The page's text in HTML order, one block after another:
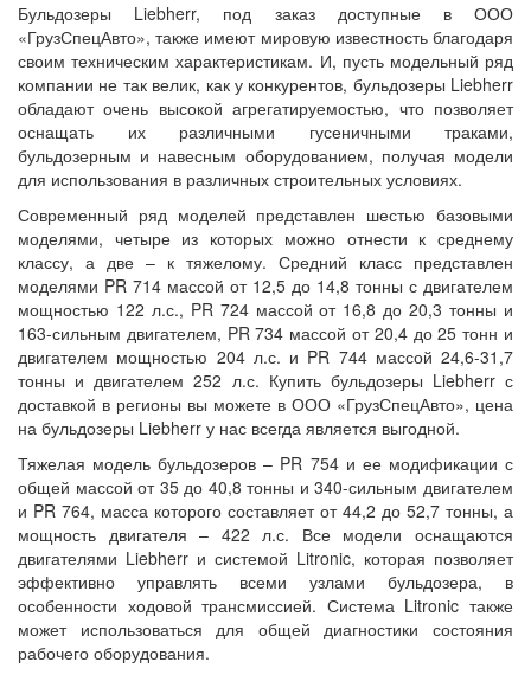
Бульдозеры Liebherr, под заказ доступные в ООО
«ГрузСпецАвто», также имеют мировую известность благодаря
своим техническим характеристикам. И, пусть модельный ряд
компании не так велик, как у конкурентов, бульдозеры Liebherr
обладают очень высокой агрегатируемостью, что позволяет
оснащать их различными гусеничными траками,
бульдозерным и навесным оборудованием, получая модели
для использования в различных строительных условиях.
Современный ряд моделей представлен шестью базовыми
моделями, четыре из которых можно отнести к среднему
классу, а две – к тяжелому. Средний класс представлен
моделями PR 714 массой от 12,5 до 14,8 тонны с двигателем
мощностью 122 л.с., PR 724 массой от 16,8 до 20,3 тонны и
163-сильным двигателем, PR 734 массой от 20,4 до 25 тонн и
двигателем мощностью 204 л.с. и PR 744 массой 24,6-31,7
тонны и двигателем 252 л.с. Купить бульдозеры Liebherr с
доставкой в регионы вы можете в ООО «ГрузСпецАвто», цена
на бульдозеры Liebherr у нас всегда является выгодной.
Тяжелая модель бульдозеров – PR 754 и ее модификации с
общей массой от 35 до 40,8 тонны и 340-сильным двигателем
и PR 764, масса которого составляет от 44,2 до 52,7 тонны, а
мощность двигателя – 422 л.с. Все модели оснащаются
двигателями Liebherr и системой Litronic, которая позволяет
эффективно управлять всеми узлами бульдозера, в
особенности ходовой трансмиссией. Система Litronic также
может использоваться для общей диагностики состояния
рабочего оборудования.